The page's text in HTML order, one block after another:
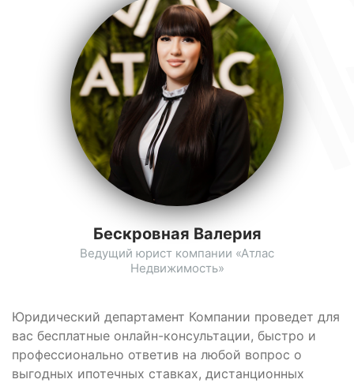
Юридический департамент Компании проведет для
вас бесплатные онлайн-консультации, быстро и
профессионально ответив на любой вопрос о
выгодных ипотечных ставках, дистанционных
Бескровная Валерия
Ведущий юрист компании «Атлас
Недвижимость»